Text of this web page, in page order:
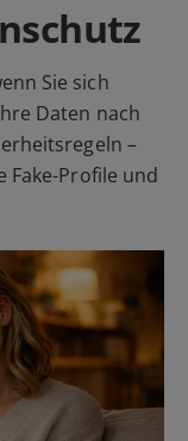
Sie sich
Daten nach
–
Fake-Profile und